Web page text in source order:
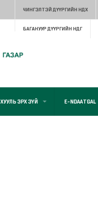
ЧИНГЭЛТЭЙ ДҮҮРГИЙН НДХ
БАГАНУУР ДҮҮРГИЙН НДГ
ХУУЛЬ ЭРХ ЗҮЙ E-NDAATGAL